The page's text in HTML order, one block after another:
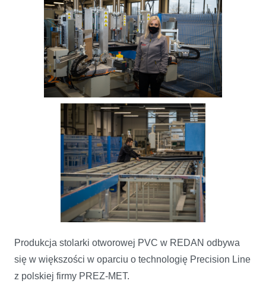
Produkcja stolarki otworowej PVC w REDAN odbywa
się w większości w oparciu o technologię Precision Line
z polskiej firmy PREZ-MET.